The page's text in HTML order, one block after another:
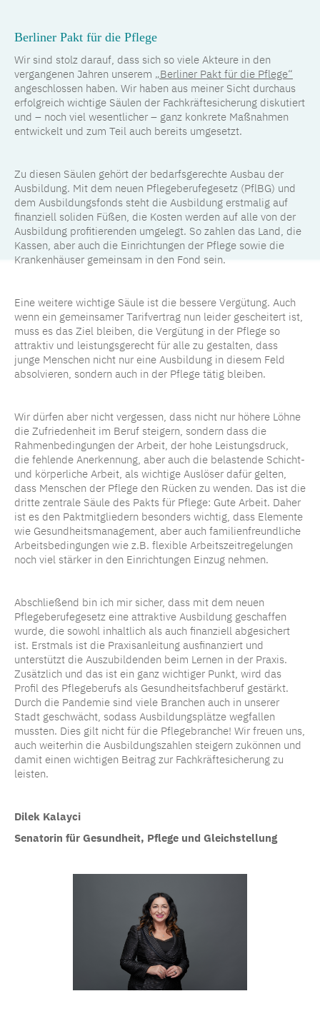
Berliner Pakt für die Pflege
Wir sind stolz darauf, dass sich so viele Akteure in den
vergangenen Jahren unserem „Berliner Pakt für die Pflege“
angeschlossen haben. Wir haben aus meiner Sicht durchaus
erfolgreich wichtige Säulen der Fachkräftesicherung diskutiert
und – noch viel wesentlicher – ganz konkrete Maßnahmen
entwickelt und zum Teil auch bereits umgesetzt.
Zu diesen Säulen gehört der bedarfsgerechte Ausbau der
Ausbildung. Mit dem neuen Pflegeberufegesetz (PflBG) und
dem Ausbildungsfonds steht die Ausbildung erstmalig auf
finanziell soliden Füßen, die Kosten werden auf alle von der
Ausbildung profitierenden umgelegt. So zahlen das Land, die
Kassen, aber auch die Einrichtungen der Pflege sowie die
Krankenhäuser gemeinsam in den Fond sein.
Eine weitere wichtige Säule ist die bessere Vergütung. Auch
wenn ein gemeinsamer Tarifvertrag nun leider gescheitert ist,
muss es das Ziel bleiben, die Vergütung in der Pflege so
attraktiv und leistungsgerecht für alle zu gestalten, dass
junge Menschen nicht nur eine Ausbildung in diesem Feld
absolvieren, sondern auch in der Pflege tätig bleiben.
Wir dürfen aber nicht vergessen, dass nicht nur höhere Löhne
die Zufriedenheit im Beruf steigern, sondern dass die
Rahmenbedingungen der Arbeit, der hohe Leistungsdruck,
die fehlende Anerkennung, aber auch die belastende Schicht-
und körperliche Arbeit, als wichtige Auslöser dafür gelten,
dass Menschen der Pflege den Rücken zu wenden. Das ist die
dritte zentrale Säule des Pakts für Pflege: Gute Arbeit. Daher
ist es den Paktmitgliedern besonders wichtig, dass Elemente
wie Gesundheitsmanagement, aber auch familienfreundliche
Arbeitsbedingungen wie z.B. flexible Arbeitszeitregelungen
noch viel stärker in den Einrichtungen Einzug nehmen.
Abschließend bin ich mir sicher, dass mit dem neuen
Pflegeberufegesetz eine attraktive Ausbildung geschaffen
wurde, die sowohl inhaltlich als auch finanziell abgesichert
ist. Erstmals ist die Praxisanleitung ausfinanziert und
unterstützt die Auszubildenden beim Lernen in der Praxis.
Zusätzlich und das ist ein ganz wichtiger Punkt, wird das
Profil des Pflegeberufs als Gesundheitsfachberuf gestärkt.
Durch die Pandemie sind viele Branchen auch in unserer
Stadt geschwächt, sodass Ausbildungsplätze wegfallen
mussten. Dies gilt nicht für die Pflegebranche! Wir freuen uns,
auch weiterhin die Ausbildungszahlen steigern zukönnen und
damit einen wichtigen Beitrag zur Fachkräftesicherung zu
leisten.
Dilek Kalayci
Senatorin für Gesundheit, Pflege und Gleichstellung